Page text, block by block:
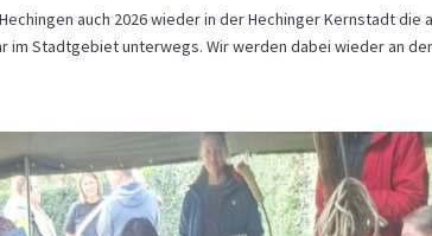
auch 2026 wieder in der Hechinger Kernstadt die
im Stadtgebiet unterwegs. Wir werden dabei wieder an